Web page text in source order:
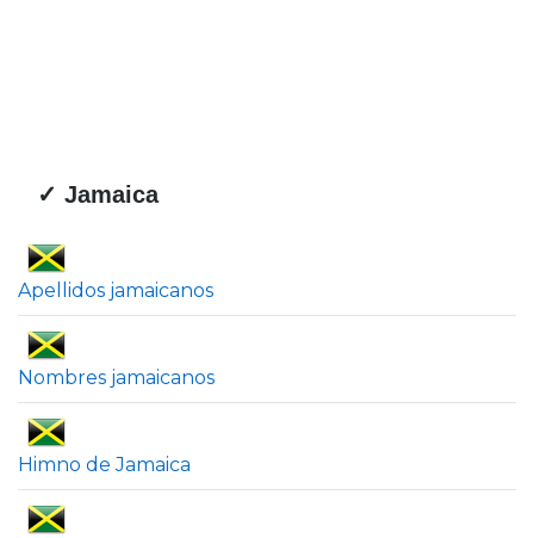
✓ Jamaica
Apellidos jamaicanos
Nombres jamaicanos
Himno de Jamaica